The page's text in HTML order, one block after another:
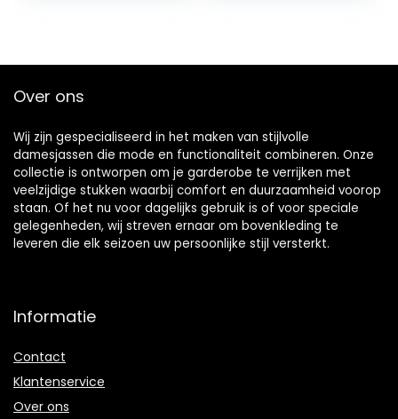
Kleding Hooded
Regenjas Jas
Over ons
Wij zijn gespecialiseerd in het maken van stijlvolle
damesjassen die mode en functionaliteit combineren. Onze
collectie is ontworpen om je garderobe te verrijken met
veelzijdige stukken waarbij comfort en duurzaamheid voorop
staan. Of het nu voor dagelijks gebruik is of voor speciale
gelegenheden, wij streven ernaar om bovenkleding te
leveren die elk seizoen uw persoonlijke stijl versterkt.
Informatie
Contact
Klantenservice
Over ons